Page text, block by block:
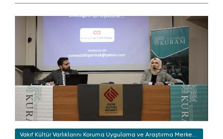
Vakıf Kültür Varlıklarını Koruma Uygulama ve Araştırma Merkezi